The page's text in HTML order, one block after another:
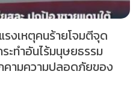
งเหตุคนร้ายโจมตีจุด
ะทำอันไร้มนุษยธรรม
คามความปลอดภัยของ